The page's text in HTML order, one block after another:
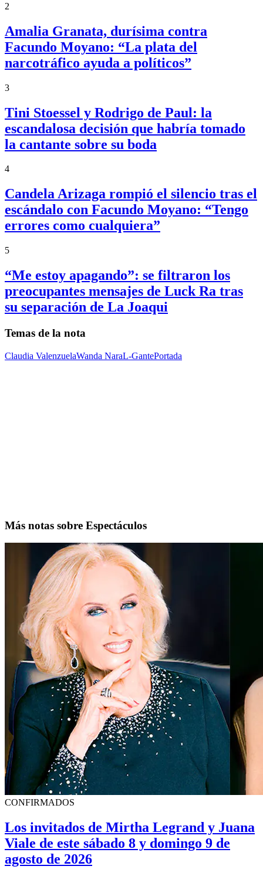
2
Amalia Granata, durísima contra
Facundo Moyano: “La plata del
narcotráfico ayuda a políticos”
3
Tini Stoessel y Rodrigo de Paul: la
escandalosa decisión que habría tomado
la cantante sobre su boda
4
Candela Arizaga rompió el silencio tras el
escándalo con Facundo Moyano: “Tengo
errores como cualquiera”
5
“Me estoy apagando”: se filtraron los
preocupantes mensajes de Luck Ra tras
su separación de La Joaqui
Temas de la nota
Claudia ValenzuelaWanda NaraL-GantePortada
Más notas sobre Espectáculos
CONFIRMADOS
Los invitados de Mirtha Legrand y Juana
Viale de este sábado 8 y domingo 9 de
agosto de 2026